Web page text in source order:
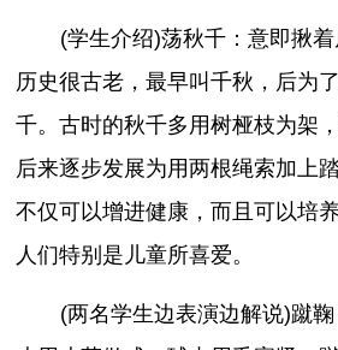
(学生介绍)荡秋千：意即揪
历史很古老，最早叫千秋，后为
千。古时的秋千多用树桠枝为架
后来逐步发展为用两根绳索加上
不仅可以增进健康，而且可以培
人们特别是儿童所喜爱。
(两名学生边表演边解说)蹴